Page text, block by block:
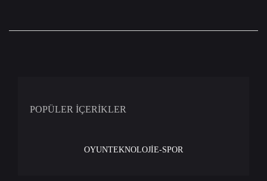
POPÜLER İÇERİKLER
OYUNTEKNOLOJİE-SPOR